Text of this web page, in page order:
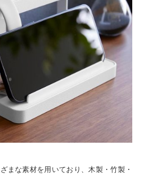
まな素材を用いており、木製・竹製・